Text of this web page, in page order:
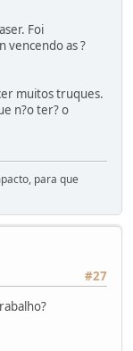
Foi
vencendo as ?
muitos truques.
n?o ter? o
para que
#27